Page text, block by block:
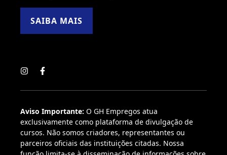
SAIBA MAIS
Aviso Importante: O GH Empregos atua
exclusivamente como plataforma de divulgação de
cursos. Não somos criadores, representantes ou
parceiros oficiais das instituições citadas. Nossa